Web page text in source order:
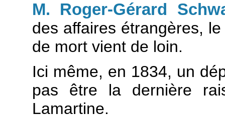
M. Roger-Gérard
des affaires étrangères,
de mort vient de loin.
Ici même, en 1834, un
pas être la dernière
Lamartine.